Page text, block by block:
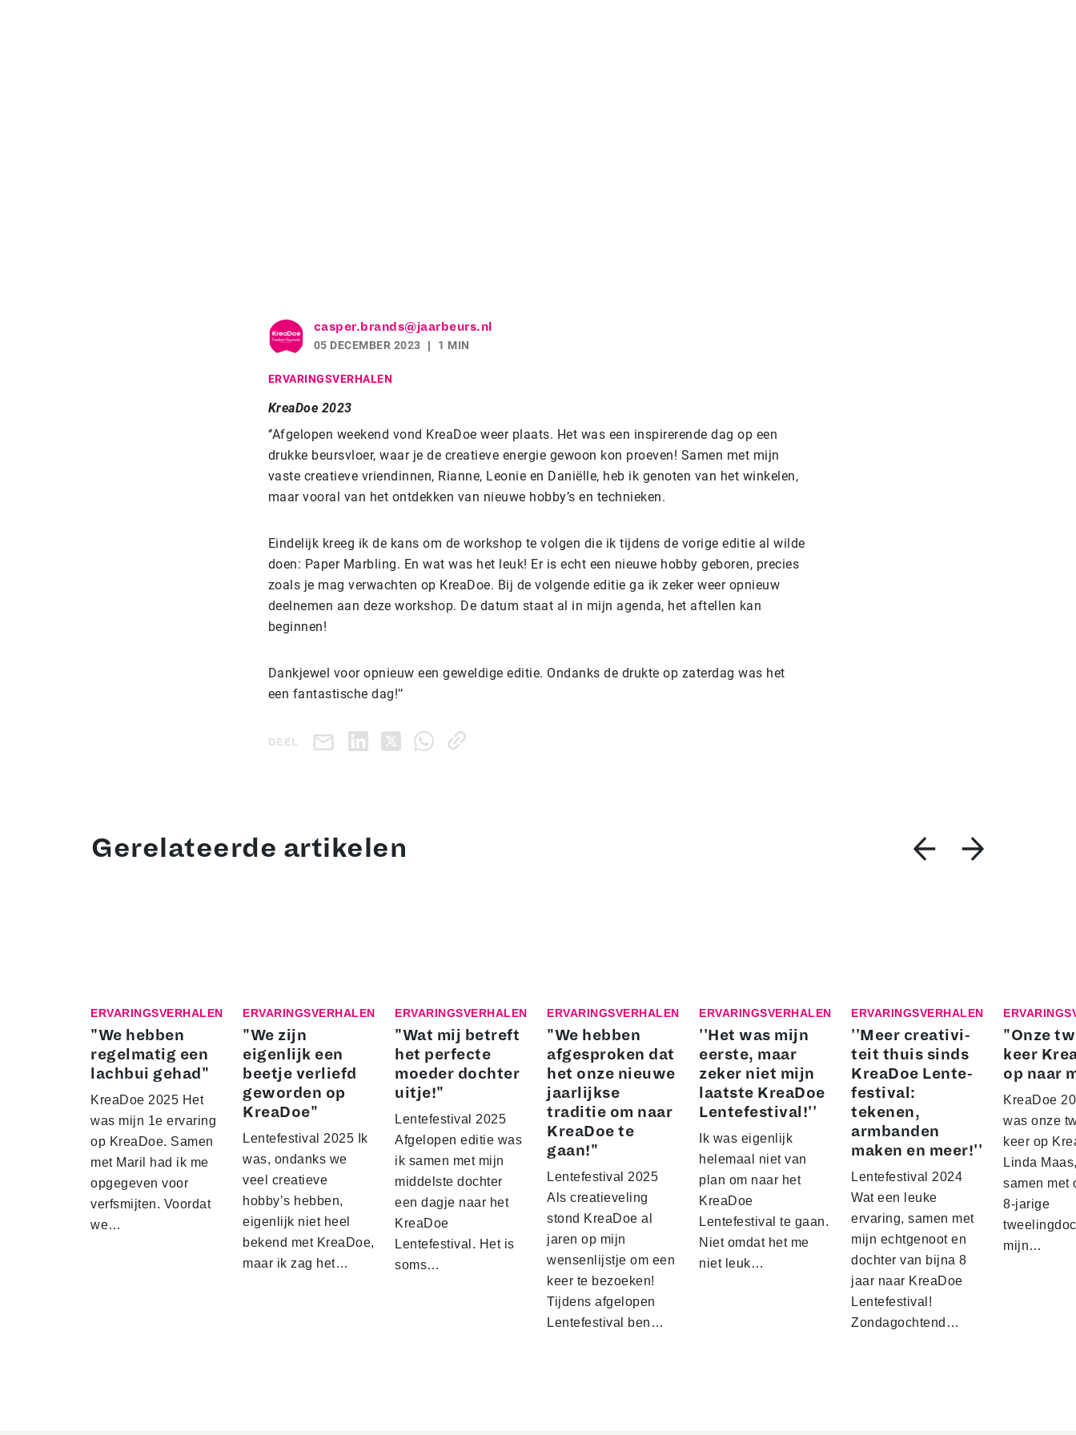
casper.brands@jaarbeurs.nl
05 DECEMBER 2023
1 MIN
ERVARINGSVERHALEN
KreaDoe 2023
‘’Afgelopen weekend vond KreaDoe weer plaats. Het was een inspirerende dag op een
drukke beursvloer, waar je de creatieve energie gewoon kon proeven! Samen met mijn
vaste creatieve vriendinnen, Rianne, Leonie en Daniëlle, heb ik genoten van het winkelen,
maar vooral van het ontdekken van nieuwe hobby’s en technieken.
Eindelijk kreeg ik de kans om de workshop te volgen die ik tijdens de vorige editie al wilde
doen: Paper Marbling. En wat was het leuk! Er is echt een nieuwe hobby geboren, precies
zoals je mag verwachten op KreaDoe. Bij de volgende editie ga ik zeker weer opnieuw
deelnemen aan deze workshop. De datum staat al in mijn agenda, het aftellen kan
beginnen!
Dankjewel voor opnieuw een geweldige editie. Ondanks de drukte op zaterdag was het
een fantastische dag!’’
DEEL
Gerelateerde artikelen
ERVARINGSVERHALEN
"We hebben
regelmatig een
lachbui gehad"
KreaDoe 2025 Het
was mijn 1e ervaring
op KreaDoe. Samen
met Maril had ik me
opgegeven voor
verfsmijten. Voordat
we…
ERVARINGSVERHALEN
"We zijn
eigenlijk een
beetje verliefd
geworden op
KreaDoe"
Lentefestival 2025 Ik
was, ondanks we
veel creatieve
hobby’s hebben,
eigenlijk niet heel
bekend met KreaDoe,
maar ik zag het…
ERVARINGSVERHALEN
"Wat mij betreft
het perfecte
moeder dochter
uitje!"
Lentefestival 2025
Afgelopen editie was
ik samen met mijn
middelste dochter
een dagje naar het
KreaDoe
Lentefestival. Het is
soms…
ERVARINGSVERHALEN
"We hebben
afgesproken dat
het onze nieuwe
jaarlijkse
traditie om naar
KreaDoe te
gaan!"
Lentefestival 2025
Als creatieveling
stond KreaDoe al
jaren op mijn
wensenlijstje om een
keer te bezoeken!
Tijdens afgelopen
Lentefestival ben…
ERVARINGSVERHALEN
''Het was mijn
eerste, maar
zeker niet mijn
laatste KreaDoe
Lentefestival!''
Ik was eigenlijk
helemaal niet van
plan om naar het
KreaDoe
Lentefestival te gaan.
Niet omdat het me
niet leuk…
ERVARINGSVERHALEN
''Meer cre­a­ti­vi­
teit thuis sinds
KreaDoe Len­te­
fes­ti­val:
tekenen,
armbanden
maken en meer!''
Lentefestival 2024
Wat een leuke
ervaring, samen met
mijn echtgenoot en
dochter van bijna 8
jaar naar KreaDoe
Lentefestival!
Zondagochtend…
"Onze
keer
op naar
KreaDoe
was onze
keer op
Linda
samen met
8-jarige
mijn…